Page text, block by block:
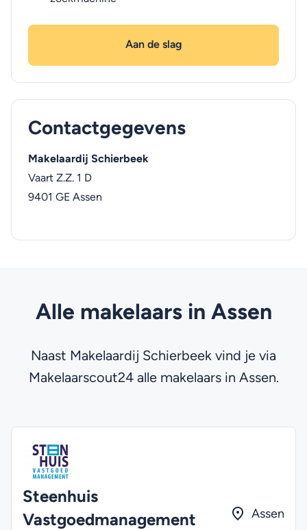
Aan de slag
Contactgegevens
Makelaardij Schierbeek
Vaart Z.Z. 1 D
9401 GE Assen
Alle makelaars in Assen
Naast Makelaardij Schierbeek vind je via
Makelaarscout24 alle makelaars in Assen.
Steenhuis
Vastgoedmanagement
Assen